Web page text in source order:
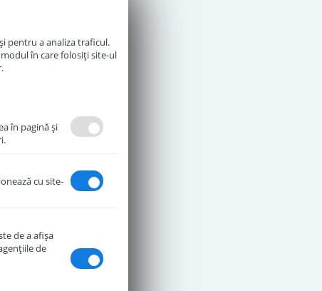
pentru a analiza traficul.
în care folosiți site-ul
în pagină şi
cu site-
de a afişa
de